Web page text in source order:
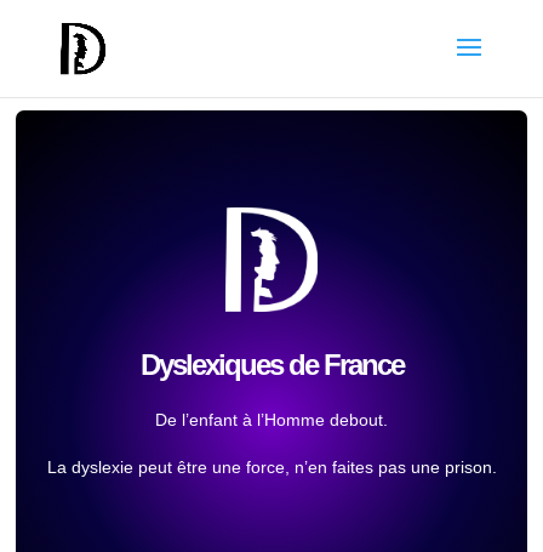
Dyslexiques de France
De l’enfant à l’Homme debout.
La dyslexie peut être une force, n’en faites pas une prison.